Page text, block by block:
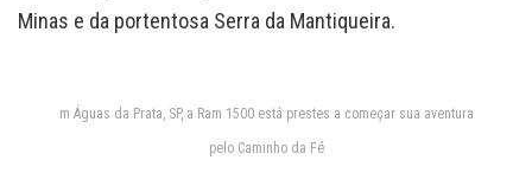
Minas e da portentosa Serra da Mantiqueira.
m Águas da Prata, SP, a Ram 1500 está prestes a começar sua aventura
pelo Caminho da Fé